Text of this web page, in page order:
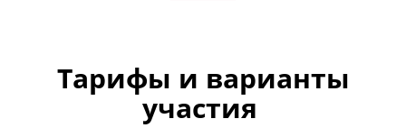
Тарифы и варианты
участия